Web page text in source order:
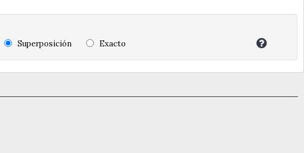
Superposición
Exacto